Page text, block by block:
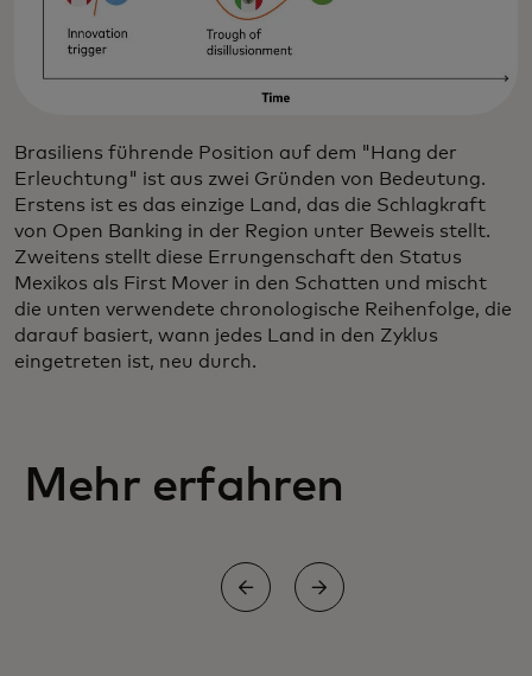
Brasiliens führende Position auf dem "Hang der
Erleuchtung" ist aus zwei Gründen von Bedeutung.
Erstens ist es das einzige Land, das die Schlagkraft
von Open Banking in der Region unter Beweis stellt.
Zweitens stellt diese Errungenschaft den Status
Mexikos als First Mover in den Schatten und mischt
die unten verwendete chronologische Reihenfolge, die
darauf basiert, wann jedes Land in den Zyklus
eingetreten ist, neu durch.
Mehr erfahren